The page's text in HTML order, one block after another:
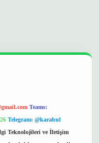
Teams:
Telegram: @karabul
Teknolojileri ve İletişim